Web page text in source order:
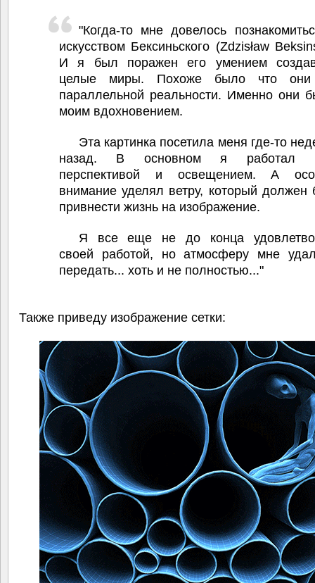
"Когда-то мне довелось
искусством Бексиньского (Zdzisław
И я был поражен его умением
целые миры. Похоже было что
параллельной реальности. Именно они
моим вдохновением.
Эта картинка посетила меня где-то
назад. В основном я работал
перспективой и освещением. А
внимание уделял ветру, который должен
привнести жизнь на изображение.
Я все еще не до конца
своей работой, но атмосферу мне
передать... хоть и не полностью..."
Также приведу изображение сетки: